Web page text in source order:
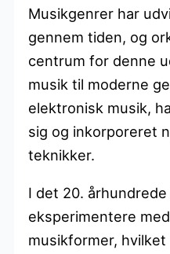
Musikgenrer har
gennem tiden, og
centrum for denne
musik til moderne
elektronisk musik,
sig og inkorporeret
teknikker.
I det 20.
eksperimentere
musikformer,